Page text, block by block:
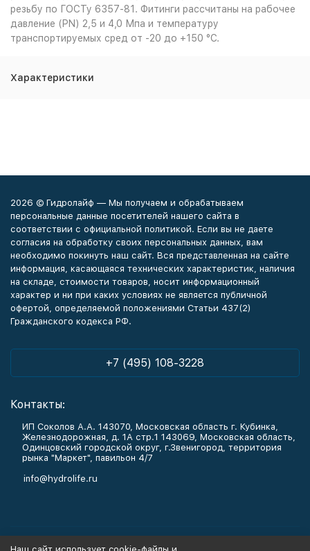
резьбу по ГОСТу 6357-81. Фитинги рассчитаны на рабочее
давление (PN) 2,5 и 4,0 Мпа и температуру
транспортируемых сред от -20 до +150 °С.
Характеристики
2026 © Гидролайф — Мы получаем и обрабатываем
персональные данные посетителей нашего сайта в
соответствии с официальной политикой. Если вы не даете
согласия на обработку своих персональных данных, вам
необходимо покинуть наш сайт. Вся представленная на сайте
информация, касающаяся технических характеристик, наличия
на складе, стоимости товаров, носит информационный
характер и ни при каких условиях не является публичной
офертой, определяемой положениями Статьи 437(2)
Гражданского кодекса РФ.
+7 (495) 108-3228
Контакты:
ИП Соколов А.А. 143070, Московская область г. Кубинка,
Железнодорожная, д. 1А стр.1 143069, Московская область,
Одинцовский городской округ, г.Звенигород, территория
рынка "Маркет", павильон 4/7
info@hydrolife.ru